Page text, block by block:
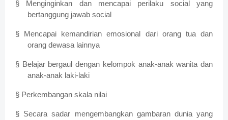
§ Menginginkan dan mencapai perilaku social yang
bertanggung jawab social
§ Mencapai kemandirian emosional dari orang tua dan
orang dewasa lainnya
§ Belajar bergaul dengan kelompok anak-anak wanita dan
anak-anak laki-laki
§ Perkembangan skala nilai
§ Secara sadar mengembangkan gambaran dunia yang